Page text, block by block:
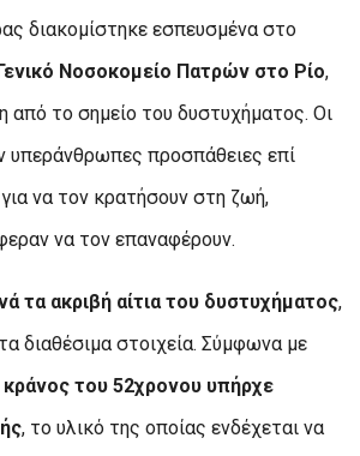
διακομίστηκε εσπευσμένα στο
Νοσοκομείο Πατρών στο Ρίο,
από το σημείο του δυστυχήματος. Οι
υπεράνθρωπες προσπάθειες επί
να τον κρατήσουν στη ζωή,
να τον επαναφέρουν.
τα ακριβή αίτια του δυστυχήματος,
διαθέσιμα στοιχεία. Σύμφωνα με
του 52χρονου υπήρχε
, το υλικό της οποίας ενδέχεται να